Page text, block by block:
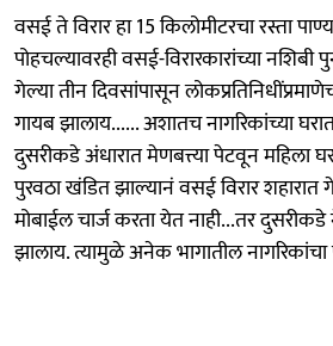
वसई ते विरार हा 15 किलोमीटरचा रस्ता
पोहचल्यावरही वसई-विरारकारांच्या
गेल्या तीन दिवसांपासून
गायब झालाय...... अशातच नागरिकांच्या
दुसरीकडे अंधारात मेणबत्त्या पेटवून महिला
पुरवठा खंडित झाल्यानं वसई विरार शहारात
मोबाईल चार्ज करता येत नाही...तर
झालाय. त्यामुळे अनेक भागातील